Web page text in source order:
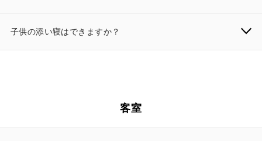
子供の添い寝はできますか？
客室